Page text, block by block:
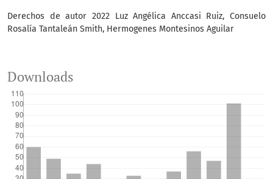
Derechos de autor 2022 Luz Angélica Anccasi Ruiz, Consuelo
Rosalía Tantaleán Smith, Hermogenes Montesinos Aguilar
Downloads